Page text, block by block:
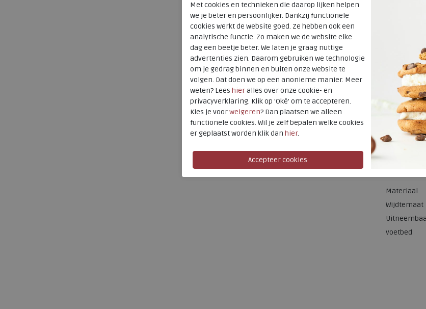
Merk
Bestelcode
Materiaal
Wijdtemaat
voetbed
Met cookies en technieken die daarop lijken helpen
we je beter en persoonlijker. Dankzij functionele
cookies werkt de website goed. Ze hebben ook een
analytische functie. Zo maken we de website elke
dag een beetje beter. We laten je graag nuttige
advertenties zien. Daarom gebruiken we technologie
om je gedrag binnen en buiten onze website te
volgen. Dat doen we op een anonieme manier. Meer
weten? Lees hieralles over onze cookie- en
privacyverklaring. Klik op 'Oké' om te accepteren.
Kies je voorweigeren? Dan plaatsen we alleen
functionele cookies. Wil je zelf bepalen welke cookies
er geplaatst worden klik dan hier.